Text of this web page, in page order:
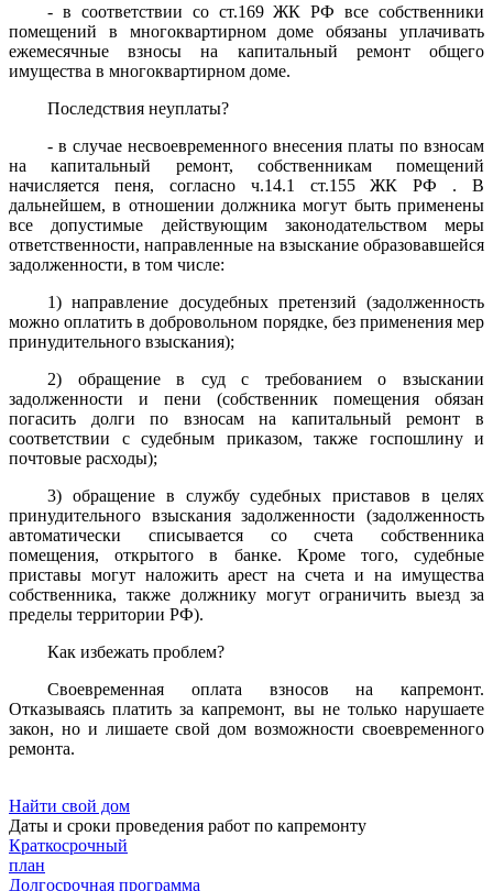
- в соответствии со ст.169 ЖК РФ все собственники
помещений в многоквартирном доме обязаны уплачивать
ежемесячные взносы на капитальный ремонт общего
имущества в многоквартирном доме.
Последствия неуплаты?
- в случае несвоевременного внесения платы по взносам
на капитальный ремонт, собственникам помещений
начисляется пеня, согласно ч.14.1 ст.155 ЖК РФ . В
дальнейшем, в отношении должника могут быть применены
все допустимые действующим законодательством меры
ответственности, направленные на взыскание образовавшейся
задолженности, в том числе:
1) направление досудебных претензий (задолженность
можно оплатить в добровольном порядке, без применения мер
принудительного взыскания);
2) обращение в суд с требованием о взыскании
задолженности и пени (собственник помещения обязан
погасить долги по взносам на капитальный ремонт в
соответствии с судебным приказом, также госпошлину и
почтовые расходы);
3) обращение в службу судебных приставов в целях
принудительного взыскания задолженности (задолженность
автоматически списывается со счета собственника
помещения, открытого в банке. Кроме того, судебные
приставы могут наложить арест на счета и на имущества
собственника, также должнику могут ограничить выезд за
пределы территории РФ).
Как избежать проблем?
Своевременная оплата взносов на капремонт.
Отказываясь платить за капремонт, вы не только нарушаете
закон, но и лишаете свой дом возможности своевременного
ремонта.
Найти свой дом
Даты и сроки проведения работ по капремонту
Краткосрочный
план
Долгосрочная программа